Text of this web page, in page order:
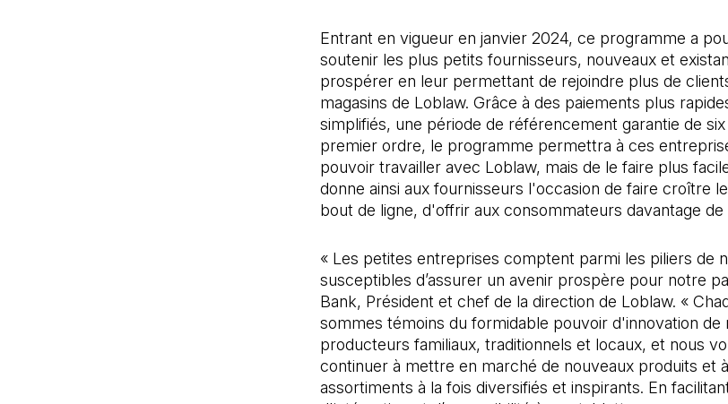
Entrant en vigueur en janvier 2024, ce programme a
soutenir les plus petits fournisseurs, nouveaux et
prospérer en leur permettant de rejoindre plus de
magasins de Loblaw. Grâce à des paiements plus
simplifiés, une période de référencement garantie de
premier ordre, le programme permettra à ces
pouvoir travailler avec Loblaw, mais de le faire plus
donne ainsi aux fournisseurs l'occasion de faire croître
bout de ligne, d'offrir aux consommateurs davantage
« Les petites entreprises comptent parmi les piliers de
susceptibles d’assurer un avenir prospère pour notre
Bank, Président et chef de la direction de Loblaw. «
sommes témoins du formidable pouvoir d'innovation de
producteurs familiaux, traditionnels et locaux, et nous
continuer à mettre en marché de nouveaux produits et
assortiments à la fois diversifiés et inspirants. En